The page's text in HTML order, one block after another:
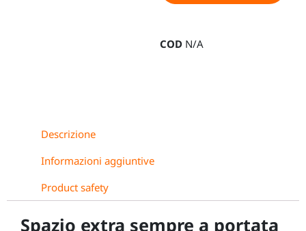
COD N/A
Descrizione
Informazioni aggiuntive
Product safety
Spazio extra sempre a portata